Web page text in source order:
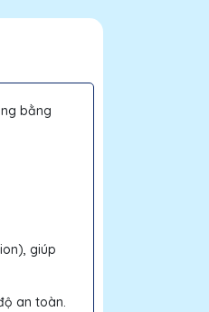
bằng
giúp
an toàn.